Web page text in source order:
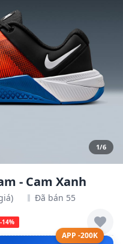
1/6
- Cam Xanh
Đã bán 55
-14%
APP -200K